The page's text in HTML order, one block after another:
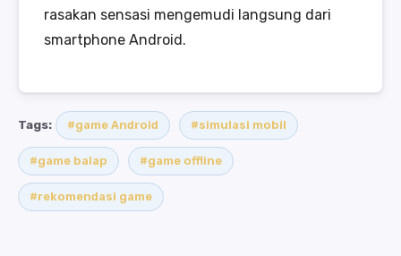
rasakan sensasi mengemudi langsung dari
smartphone Android.
Tags: #game Android #simulasi mobil
#game balap #game offline
#rekomendasi game